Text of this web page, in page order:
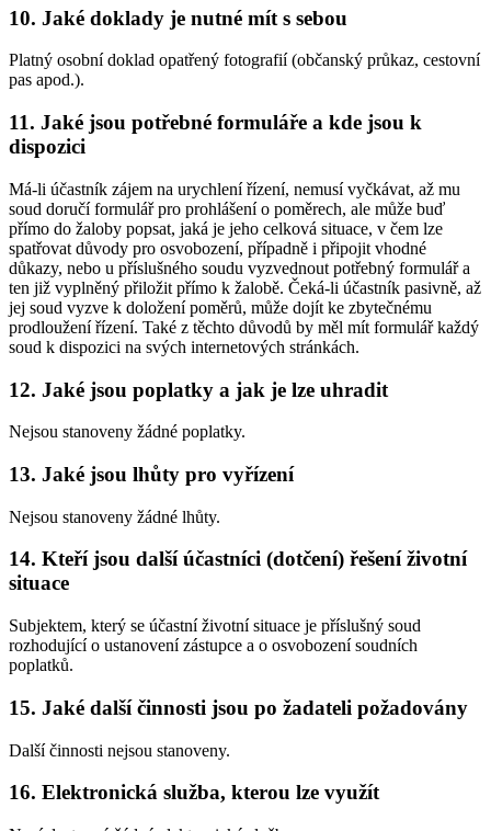
10. Jaké doklady je nutné mít s sebou
Platný osobní doklad opatřený fotografií (občanský průkaz, cestovní
pas apod.).
11. Jaké jsou potřebné formuláře a kde jsou k
dispozici
Má-li účastník zájem na urychlení řízení, nemusí vyčkávat, až mu
soud doručí formulář pro prohlášení o poměrech, ale může buď
přímo do žaloby popsat, jaká je jeho celková situace, v čem lze
spatřovat důvody pro osvobození, případně i připojit vhodné
důkazy, nebo u příslušného soudu vyzvednout potřebný formulář a
ten již vyplněný přiložit přímo k žalobě. Čeká-li účastník pasivně, až
jej soud vyzve k doložení poměrů, může dojít ke zbytečnému
prodloužení řízení. Také z těchto důvodů by měl mít formulář každý
soud k dispozici na svých internetových stránkách.
12. Jaké jsou poplatky a jak je lze uhradit
Nejsou stanoveny žádné poplatky.
13. Jaké jsou lhůty pro vyřízení
Nejsou stanoveny žádné lhůty.
14. Kteří jsou další účastníci (dotčení) řešení životní
situace
Subjektem, který se účastní životní situace je příslušný soud
rozhodující o ustanovení zástupce a o osvobození soudních
poplatků.
15. Jaké další činnosti jsou po žadateli požadovány
Další činnosti nejsou stanoveny.
16. Elektronická služba, kterou lze využít